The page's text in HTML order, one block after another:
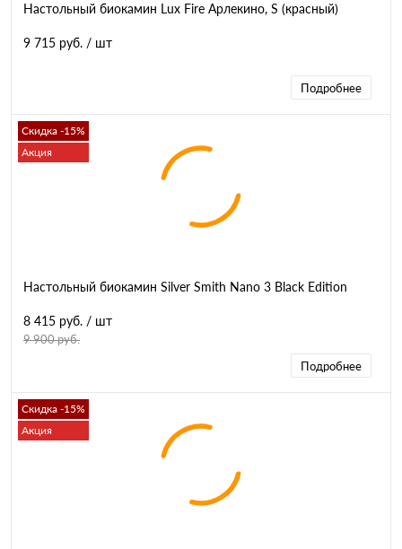
Настольный биокамин Lux Fire Арлекино, S (красный)
9 715 руб. / шт
Подробнее
Скидка -15%
Акция
Настольный биокамин Silver Smith Nano 3 Black Edition
8 415 руб. / шт
9 900 руб.
Подробнее
Скидка -15%
Акция